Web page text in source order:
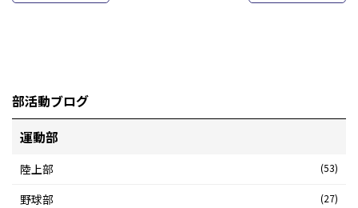
部活動ブログ
運動部
陸上部 (53)
野球部 (27)